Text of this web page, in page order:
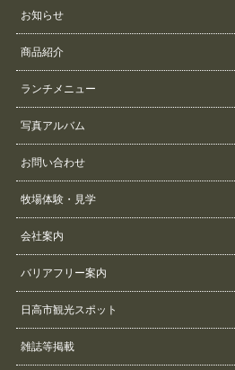
お知らせ
商品紹介
ランチメニュー
写真アルバム
お問い合わせ
牧場体験・見学
会社案内
バリアフリー案内
日高市観光スポット
雑誌等掲載